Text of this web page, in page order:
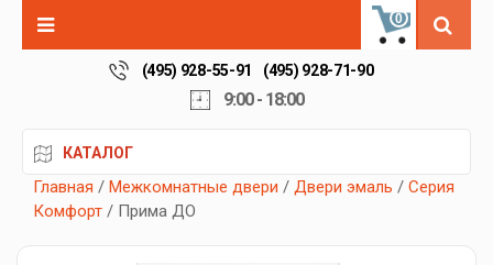
0
(495) 928-55-91 (495) 928-71-90
9:00 - 18:00
КАТАЛОГ
Главная / Межкомнатные двери / Двери эмаль / Серия
Комфорт / Прима ДО